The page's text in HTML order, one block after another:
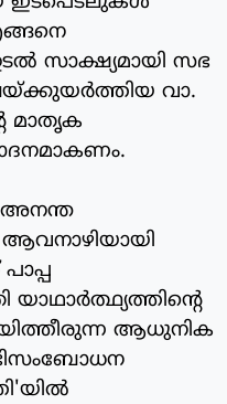
സാക്ഷ്യമായി സഭ
വാ.
മാതൃക
അനന്ത
യാഥാര്‍ത്ഥ്യത്തിന്റെ
ആധുനിക